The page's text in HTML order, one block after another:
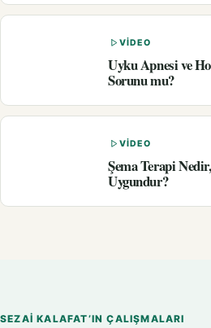
VIDEO
Uyku Apnesi ve
Sorunu mu?
VIDEO
Şema Terapi
Uygundur?
SEZAI KALAFAT’IN ÇALIŞMALARI